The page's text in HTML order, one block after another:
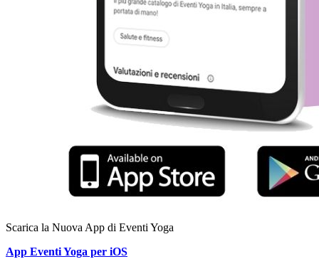
Scarica la Nuova App di Eventi Yoga
App Eventi Yoga per iOS